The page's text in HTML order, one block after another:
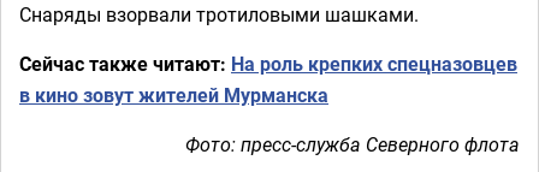
Снаряды взорвали тротиловыми шашками.
Сейчас также читают: На роль крепких спецназовцев
в кино зовут жителей Мурманска
Фото: пресс-служба Северного флота